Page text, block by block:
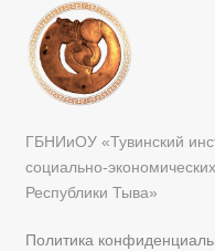
ГБНИиОУ «Тувинский
социально-
Республики Тыва»
Политика